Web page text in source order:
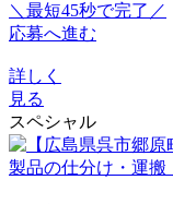
＼最短45秒で完了／
応募へ進む
詳しく
見る
スペシャル